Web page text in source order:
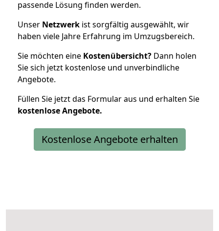
passende Lösung finden werden.
Unser Netzwerk ist sorgfältig ausgewählt, wir
haben viele Jahre Erfahrung im Umzugsbereich.
Sie möchten eine Kostenübersicht? Dann holen
Sie sich jetzt kostenlose und unverbindliche
Angebote.
Füllen Sie jetzt das Formular aus und erhalten Sie
kostenloseAngebote.
Kostenlose Angebote erhalten